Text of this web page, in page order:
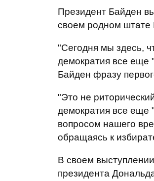
Президент Байден
своем родном штате
"Сегодня мы здесь,
демократия все еще
Байден фразу
"Это не
демократия все еще
вопросом нашего
обращаясь к
В своем
президента